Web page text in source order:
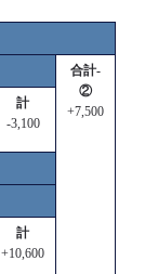
合計-
②
+7,500
計
-3,100
計
+10,600